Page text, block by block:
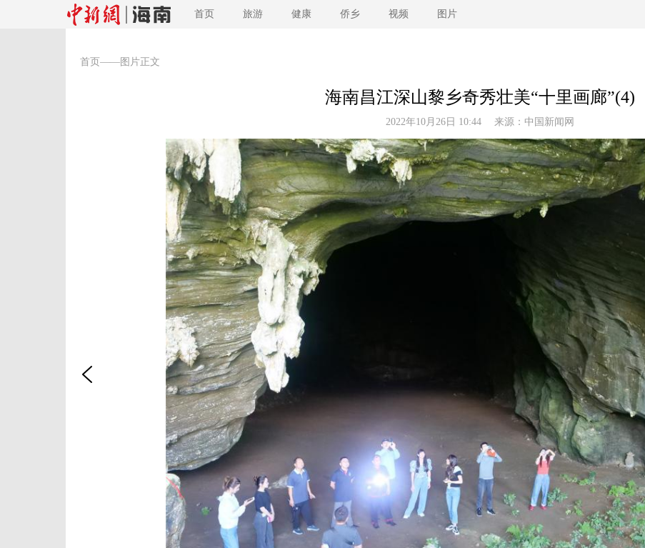
首页 旅游 健康 侨乡 视频 图片
首页 ——图片正文
海南昌江深山黎乡奇秀壮美“十里画廊”(4)
2022年10月26日 10:44 来源： 中国新闻网